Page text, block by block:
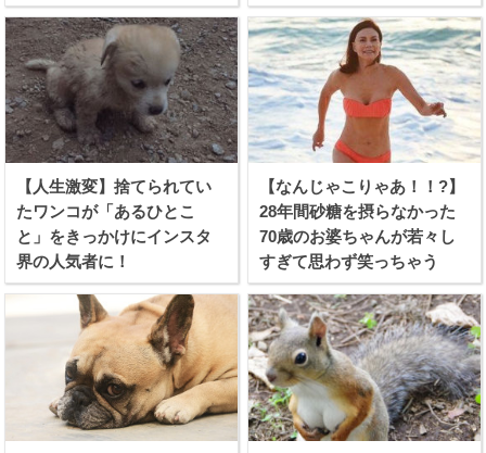
ます
【人生激変】捨てられてい
たワンコが「あるひとこ
と」をきっかけにインスタ
界の人気者に！
【なんじゃこりゃあ！！?】
28年間砂糖を摂らなかった
70歳のお婆ちゃんが若々し
すぎて思わず笑っちゃう